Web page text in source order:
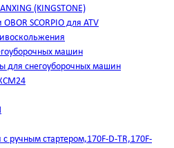
(KINGSTONE)
SCORPIO для ATV
машин
для снегоуборочных машин
с ручным стартером,170F-D-TR,170F-